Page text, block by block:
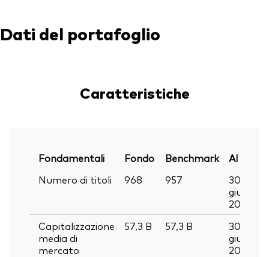
Dati del portafoglio
Caratteristiche
Fondamentali Fondo Benchmark
Al
Numero di titoli
968 957
30
giu
2026
Capitalizzazione
media di
mercato
57,3 B 57,3 B
30
giu
2026